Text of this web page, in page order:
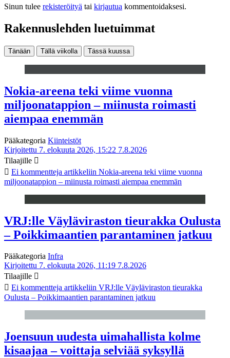
Sinun tulee rekisteröityä tai kirjautua kommentoidaksesi.
Rakennuslehden luetuimmat
Tänään Tällä viikolla Tässä kuussa
Nokia-areena teki viime vuonna
miljoonatappion – miinusta roimasti
aiempaa enemmän
Pääkategoria Kiinteistöt
Kirjoitettu 7. elokuuta 2026, 15:22 7.8.2026
Tilaajille
Ei kommentteja artikkeliin Nokia-areena teki viime vuonna
miljoonatappion – miinusta roimasti aiempaa enemmän
VRJ:lle Väyläviraston tieurakka Oulusta
– Poikkimaantien parantaminen jatkuu
Pääkategoria Infra
Kirjoitettu 7. elokuuta 2026, 11:19 7.8.2026
Tilaajille
Ei kommentteja artikkeliin VRJ:lle Väyläviraston tieurakka
Oulusta – Poikkimaantien parantaminen jatkuu
Joensuun uudesta uimahallista kolme
kisaajaa – voittaja selviää syksyllä